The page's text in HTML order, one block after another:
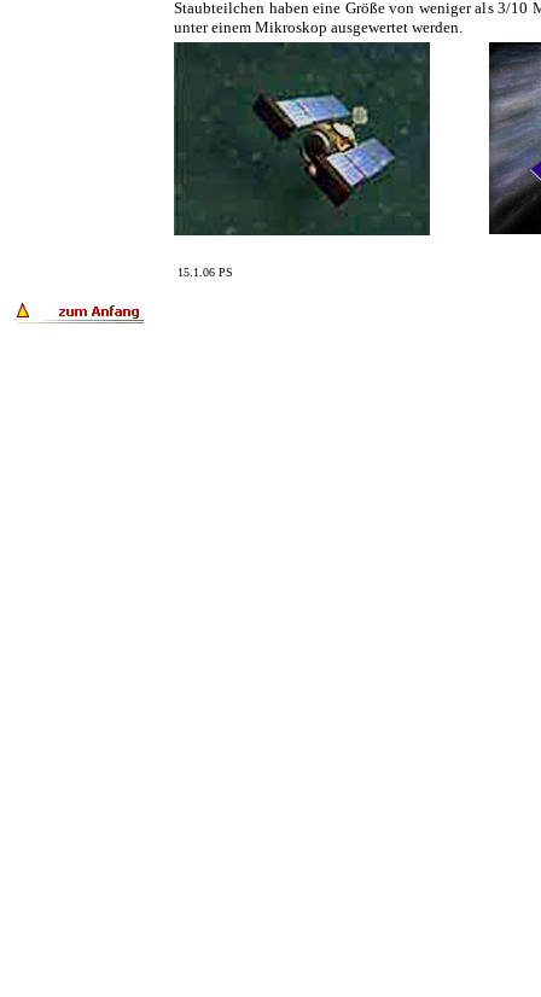
Staubteilchen haben eine Größe von weniger als 3/10
unter einem Mikroskop ausgewertet werden.
15.1.06 PS